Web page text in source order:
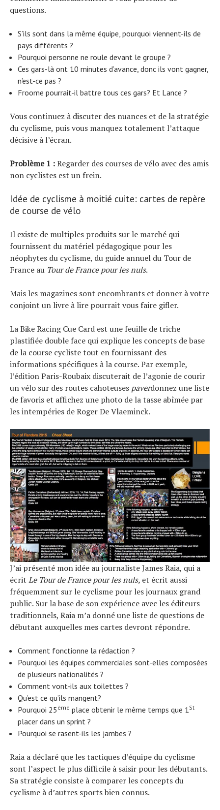
questions.
S’ils sont dans la même équipe, pourquoi viennent-ils de
pays différents ?
Pourquoi personne ne roule devant le groupe ?
Ces gars-là ont 10 minutes d’avance, donc ils vont gagner,
n’est-ce pas ?
Froome pourrait-il battre tous ces gars? Et Lance ?
Vous continuez à discuter des nuances et de la stratégie
du cyclisme, puis vous manquez totalement l’attaque
décisive à l’écran.
Problème 1 :Regarder des courses de vélo avec des amis
non cyclistes est un frein.
Idée de cyclisme à moitié cuite: cartes de repère
de course de vélo
Il existe de multiples produits sur le marché qui
fournissent du matériel pédagogique pour les
néophytes du cyclisme, du guide annuel du Tour de
France au Tour de France pour les nuls.
Mais les magazines sont encombrants et donner à votre
conjoint un livre à lire pourrait vous faire gifler.
La Bike Racing Cue Card est une feuille de triche
plastifiée double face qui explique les concepts de base
de la course cycliste tout en fournissant des
informations spécifiques à la course. Par exemple,
l’édition Paris-Roubaix discuterait de l’agonie de courir
un vélo sur des routes cahoteuses paverdonnez une liste
de favoris et affichez une photo de la tasse abîmée par
les intempéries de Roger De Vlaeminck.
J’ai présenté mon idée au journaliste James Raia, qui a
écrit Le Tour de France pour les nuls, et écrit aussi
fréquemment sur le cyclisme pour les journaux grand
public. Sur la base de son expérience avec les éditeurs
traditionnels, Raia m’a donné une liste de questions de
débutant auxquelles mes cartes devront répondre.
Comment fonctionne la rédaction ?
Pourquoi les équipes commerciales sont-elles composées
de plusieurs nationalités ?
Comment vont-ils aux toilettes ?
Qu’est ce qu’ils mangent?
Pourquoi 25 ème place obtenir le même temps que 1St
placer dans un sprint ?
Pourquoi se rasent-ils les jambes ?
Raia a déclaré que les tactiques d’équipe du cyclisme
sont l’aspect le plus difficile à saisir pour les débutants.
Sa stratégie consiste à comparer les concepts du
cyclisme à d’autres sports bien connus.